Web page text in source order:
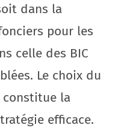
dans la
pour les
celle des BIC
Le choix du
constitue la
efficace.